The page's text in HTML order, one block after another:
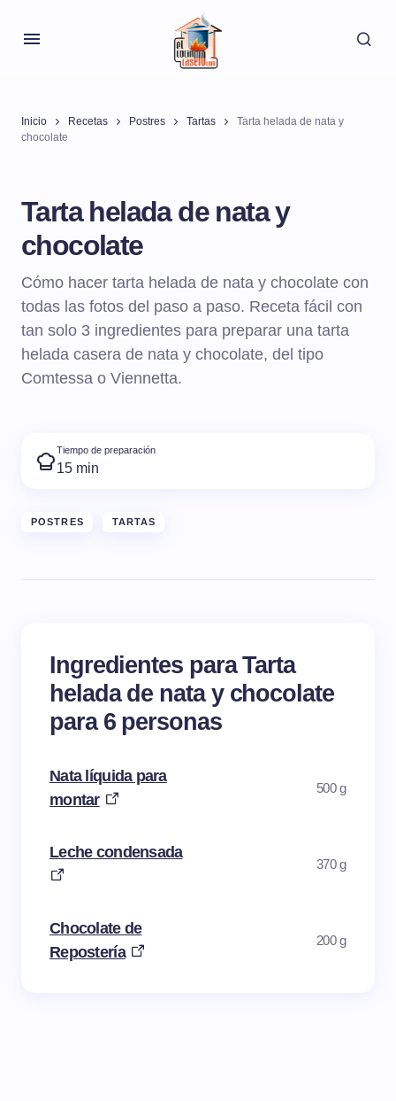
Inicio Recetas Postres Tartas
Tarta helada de nata y
chocolate
Tarta helada de nata y
chocolate
Cómo hacer tarta helada de nata y chocolate con
todas las fotos del paso a paso. Receta fácil con
tan solo 3 ingredientes para preparar una tarta
helada casera de nata y chocolate, del tipo
Comtessa o Viennetta.
Tiempo de preparación
15 min
POSTRES TARTAS
Ingredientes para Tarta
helada de nata y chocolate
para 6 personas
Nata líquida para
montar
500 g
Leche condensada
370 g
Chocolate de
Repostería
200 g